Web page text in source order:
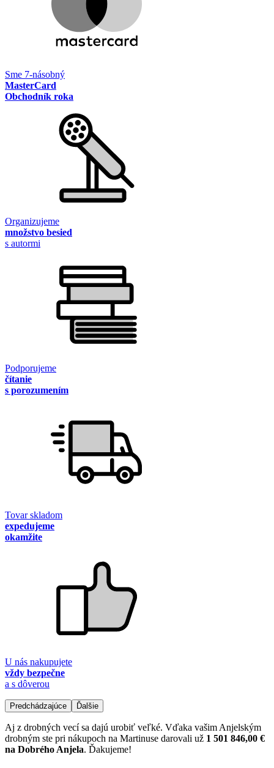
Sme 7-násobný
MasterCard
Obchodník roka
Organizujeme
množstvo besied
s autormi
Podporujeme
čítanie
s porozumením
Tovar skladom
expedujeme
okamžite
U nás nakupujete
vždy bezpečne
a s dôverou
Predchádzajúce Ďalšie
Aj z drobných vecí sa dajú urobiť veľké. Vďaka vašim Anjelským
drobným ste pri nákupoch na Martinuse darovali už 1 501 846,00 €
na Dobrého Anjela. Ďakujeme!